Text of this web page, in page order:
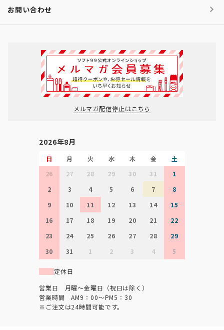
お問い合わせ
メルマガ配信停止はこちら
2026年8月
日 月 火 水 木 金
土
26
27 28 29 30 31
1
2
3 4 5 6 7
8
9
10 11 12 13 14
15
16
17 18 19 20 21
22
23
24 25 26 27 28
29
30
31 1 2 3 4 5
定休日
営業日 月曜～金曜日（祝日は除く）
営業時間 AM9：00～PM5：30
※ご注文は24時間可能です。